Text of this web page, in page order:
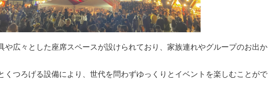
や広々とした座席スペースが設けられており、家族連れやグループのお出か
くつろげる設備により、世代を問わずゆっくりとイベントを楽しむことがで